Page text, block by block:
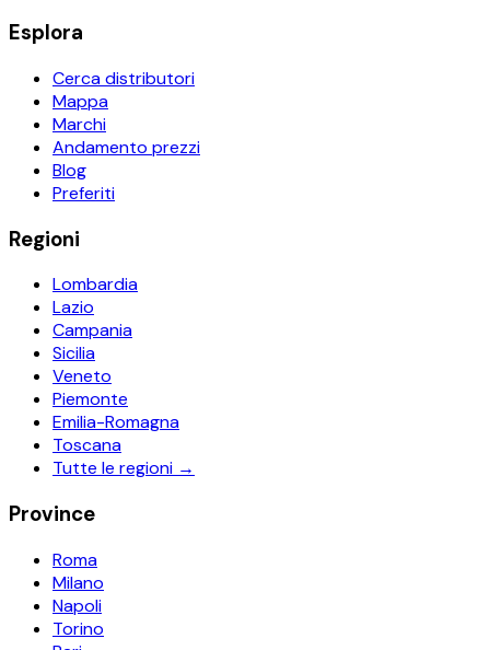
Esplora
Cerca distributori
Mappa
Marchi
Andamento prezzi
Blog
Preferiti
Regioni
Lombardia
Lazio
Campania
Sicilia
Veneto
Piemonte
Emilia-Romagna
Toscana
Tutte le regioni →
Province
Roma
Milano
Napoli
Torino